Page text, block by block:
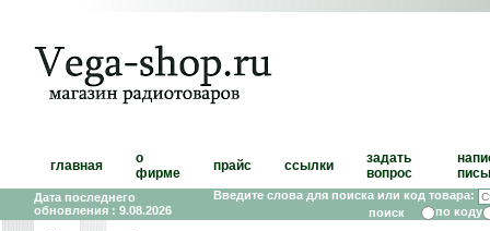
главная
о
фирме
прайс ссылки
задать
вопрос
Дата последнего
обновления : 9.08.2026
Введите слова для поиска или код товара:
по коду